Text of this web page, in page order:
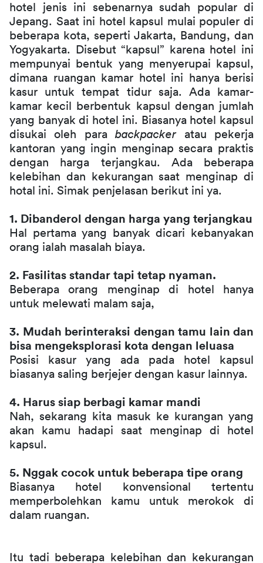
hotel jenis ini sebenarnya sudah popular di
Jepang. Saat ini hotel kapsul mulai populer di
beberapa kota, seperti Jakarta, Bandung, dan
Yogyakarta. Disebut “kapsul” karena hotel ini
mempunyai bentuk yang menyerupai kapsul,
dimana ruangan kamar hotel ini hanya berisi
kasur untuk tempat tidur saja. Ada kamar-
kamar kecil berbentuk kapsul dengan jumlah
yang banyak di hotel ini. Biasanya hotel kapsul
disukai oleh para backpacker atau pekerja
kantoran yang ingin menginap secara praktis
dengan harga terjangkau. Ada beberapa
kelebihan dan kekurangan saat menginap di
hotal ini. Simak penjelasan berikut ini ya.
1. Dibanderol dengan harga yang terjangkau
Hal pertama yang banyak dicari kebanyakan
orang ialah masalah biaya.
2. Fasilitas standar tapi tetap nyaman.
Beberapa orang menginap di hotel hanya
untuk melewati malam saja,
3. Mudah berinteraksi dengan tamu lain dan
bisa mengeksplorasi kota dengan leluasa
Posisi kasur yang ada pada hotel kapsul
biasanya saling berjejer dengan kasur lainnya.
4. Harus siap berbagi kamar mandi
Nah, sekarang kita masuk ke kurangan yang
akan kamu hadapi saat menginap di hotel
kapsul.
5. Nggak cocok untuk beberapa tipe orang
Biasanya hotel konvensional tertentu
memperbolehkan kamu untuk merokok di
dalam ruangan.
Itu tadi beberapa kelebihan dan kekurangan